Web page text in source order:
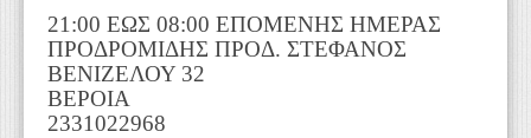
21:00 ΕΩΣ 08:00 ΕΠΟΜΕΝΗΣ ΗΜΕΡΑΣ
ΠΡΟΔΡΟΜΙΔΗΣ ΠΡΟΔ. ΣΤΕΦΑΝΟΣ
ΒΕΝΙΖΕΛΟΥ 32
ΒΕΡΟΙΑ
2331022968